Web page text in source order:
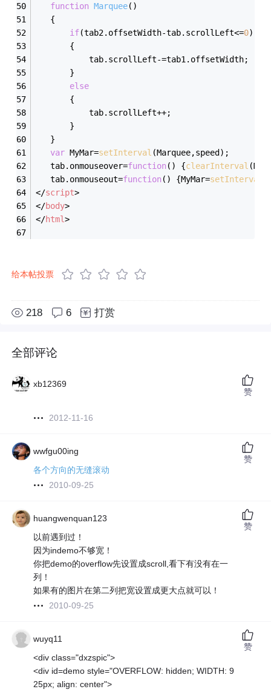
function Marquee( )
{
if(tab2.offsetWidth-tab.scrollLeft<=0)
	   {
	   	   tab.scrollLeft-=tab1.offsetWidth;
	   }
else
	   {
	       tab.scrollLeft++;
	   }
   }
var MyMar=setInterval (Marquee,speed);
   tab.onmouseover=
function( ) {clearInterval
   tab.onmouseout=
function( ) {MyMar=setInterval
</script>
</body>
</html>
给本帖投票
218 6 打赏
全部评论
xb12369
2012-11-16
赞
wwfgu00ing
各个方向的无缝滚动
2010-09-25
赞
huangwenquan123
以前遇到过！
因为indemo不够宽！
你把demo的overflow先设置成scroll,看下有没有在一
列！
如果有的图片在第二列把宽设置成更大点就可以！
2010-09-25
赞
wuyq11
<div class="dxzspic">
<div id=demo style="OVERFLOW: hidden; WIDTH: 9
25px; align: center">
赞